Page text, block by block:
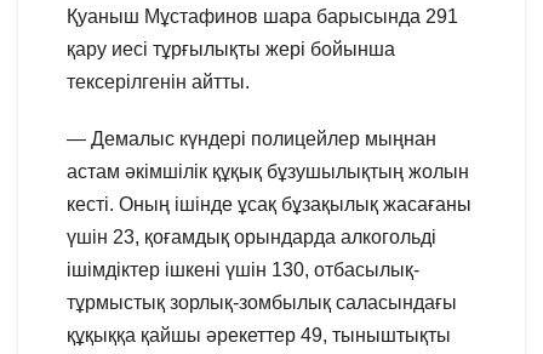
Қуаныш Мұстафинов шара барысында 291
қару иесі тұрғылықты жері бойынша
тексерілгенін айтты.
— Демалыс күндері полицейлер мыңнан
астам әкімшілік құқық бұзушылықтың жолын
кесті. Оның ішінде ұсақ бұзақылық жасағаны
үшін 23, қоғамдық орындарда алкогольді
ішімдіктер ішкені үшін 130, отбасылық-
тұрмыстық зорлық-зомбылық саласындағы
құқыққа қайшы әрекеттер 49, тыныштықты